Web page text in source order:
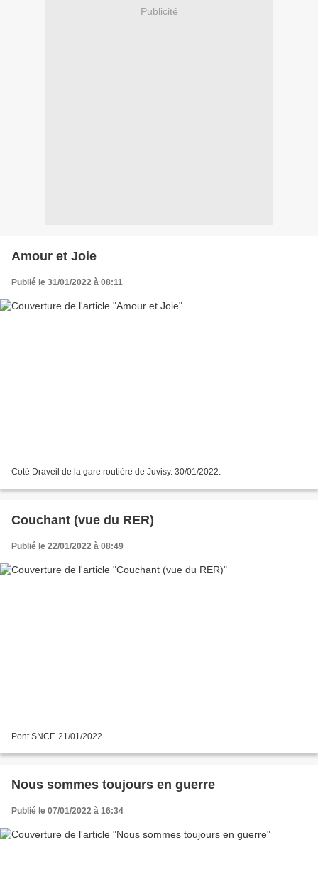
Publicité
Amour et Joie
Publié le 31/01/2022 à 08:11
Coté Draveil de la gare routière de Juvisy. 30/01/2022.
Couchant (vue du RER)
Publié le 22/01/2022 à 08:49
Pont SNCF. 21/01/2022
Nous sommes toujours en guerre
Publié le 07/01/2022 à 16:34